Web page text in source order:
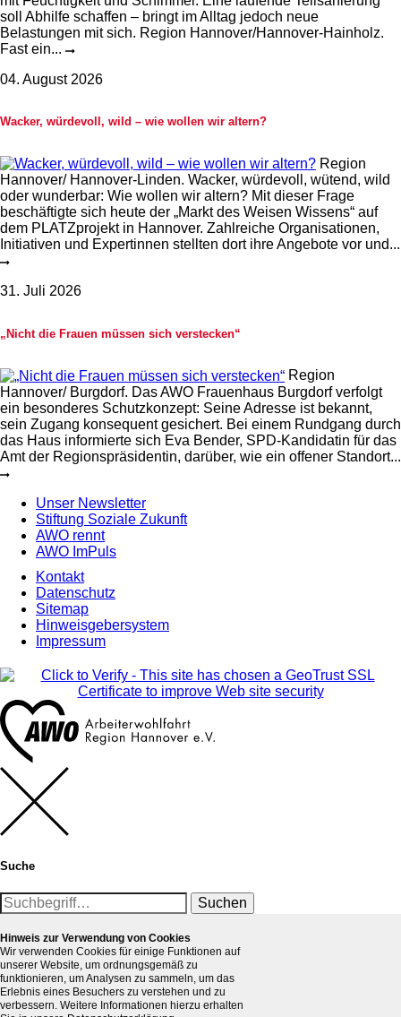
soll Abhilfe schaffen – bringt im Alltag jedoch neue
Belastungen mit sich. Region Hannover/Hannover-Hainholz.
Fast ein...
04. August 2026
Wacker, würdevoll, wild – wie wollen wir altern?
Region
Hannover/ Hannover-Linden. Wacker, würdevoll, wütend, wild
oder wunderbar: Wie wollen wir altern? Mit dieser Frage
beschäftigte sich heute der „Markt des Weisen Wissens“ auf
dem PLATZprojekt in Hannover. Zahlreiche Organisationen,
Initiativen und Expertinnen stellten dort ihre Angebote vor und...
31. Juli 2026
„Nicht die Frauen müssen sich verstecken“
Region
Hannover/ Burgdorf. Das AWO Frauenhaus Burgdorf verfolgt
ein besonderes Schutzkonzept: Seine Adresse ist bekannt,
sein Zugang konsequent gesichert. Bei einem Rundgang durch
das Haus informierte sich Eva Bender, SPD-Kandidatin für das
Amt der Regionspräsidentin, darüber, wie ein offener Standort...
Unser Newsletter
Stiftung Soziale Zukunft
AWO rennt
AWO ImPuls
Kontakt
Datenschutz
Sitemap
Hinweisgebersystem
Impressum
Suche
Suchen
Hinweis zur Verwendung von Cookies
Wir verwenden Cookies für einige Funktionen auf
unserer Website, um ordnungsgemäß zu
funktionieren, um Analysen zu sammeln, um das
Erlebnis eines Besuchers zu verstehen und zu
verbessern. Weitere Informationen hierzu erhalten